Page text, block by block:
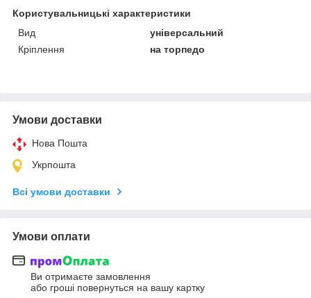
Користувальницькі характеристики
Вид
універсальний
Кріплення
на торпедо
Умови доставки
Нова Пошта
Укрпошта
Всі умови доставки
Умови оплати
Ви отримаєте замовлення
або гроші повернуться на вашу картку